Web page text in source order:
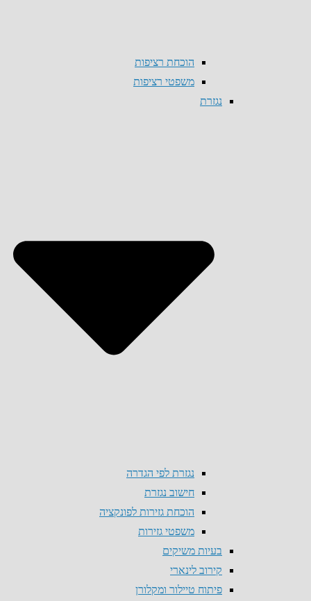
הוכחת רציפות
משפטי רציפות
נגזרת
נגזרת לפי הגדרה
חישוב נגזרת
הוכחת גזירות לפונקציה
משפטי גזירות
בעיות משיקים
קירוב לינארי
פיתוח טיילור ומקלורן